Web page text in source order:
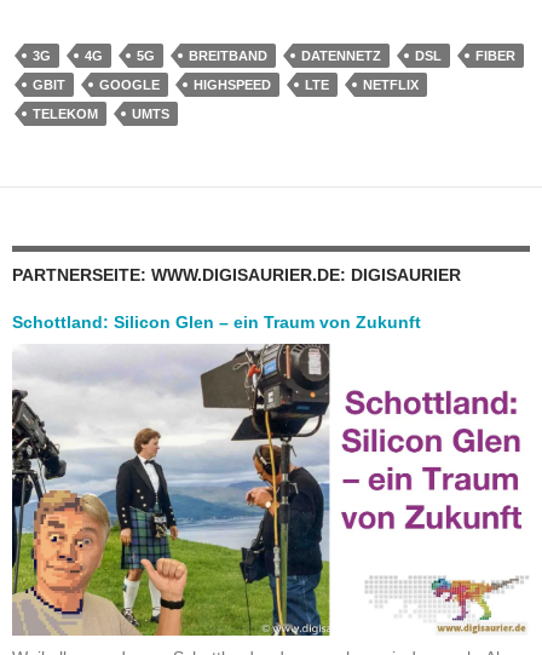
3G 4G 5G BREITBAND DATENNETZ DSL
FIBER
GBIT
GOOGLE HIGHSPEED LTE
NETFLIX
TELEKOM
UMTS
PARTNERSEITE: WWW.DIGISAURIER.DE: DIGISAURIER
Schottland: Silicon Glen – ein Traum von Zukunft